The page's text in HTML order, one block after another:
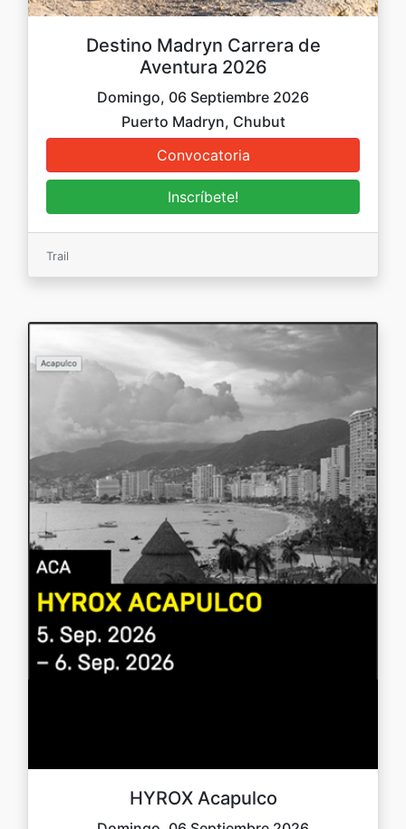
Destino Madryn Carrera de
Aventura 2026
Domingo, 06 Septiembre 2026
Puerto Madryn, Chubut
Trail
HYROX Acapulco